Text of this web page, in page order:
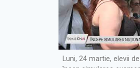
Luni, 24 martie, elevii